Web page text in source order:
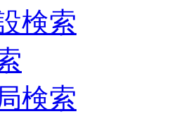
検索
検索